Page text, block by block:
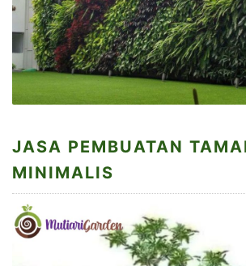
JASA PEMBUATAN
MINIMALIS